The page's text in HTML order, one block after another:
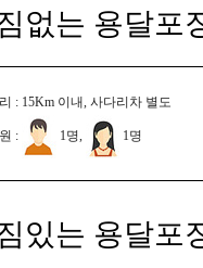
없는 용달포
: 15Km 이내, 사다리차 별도
: 1명, 1명
있는 용달포